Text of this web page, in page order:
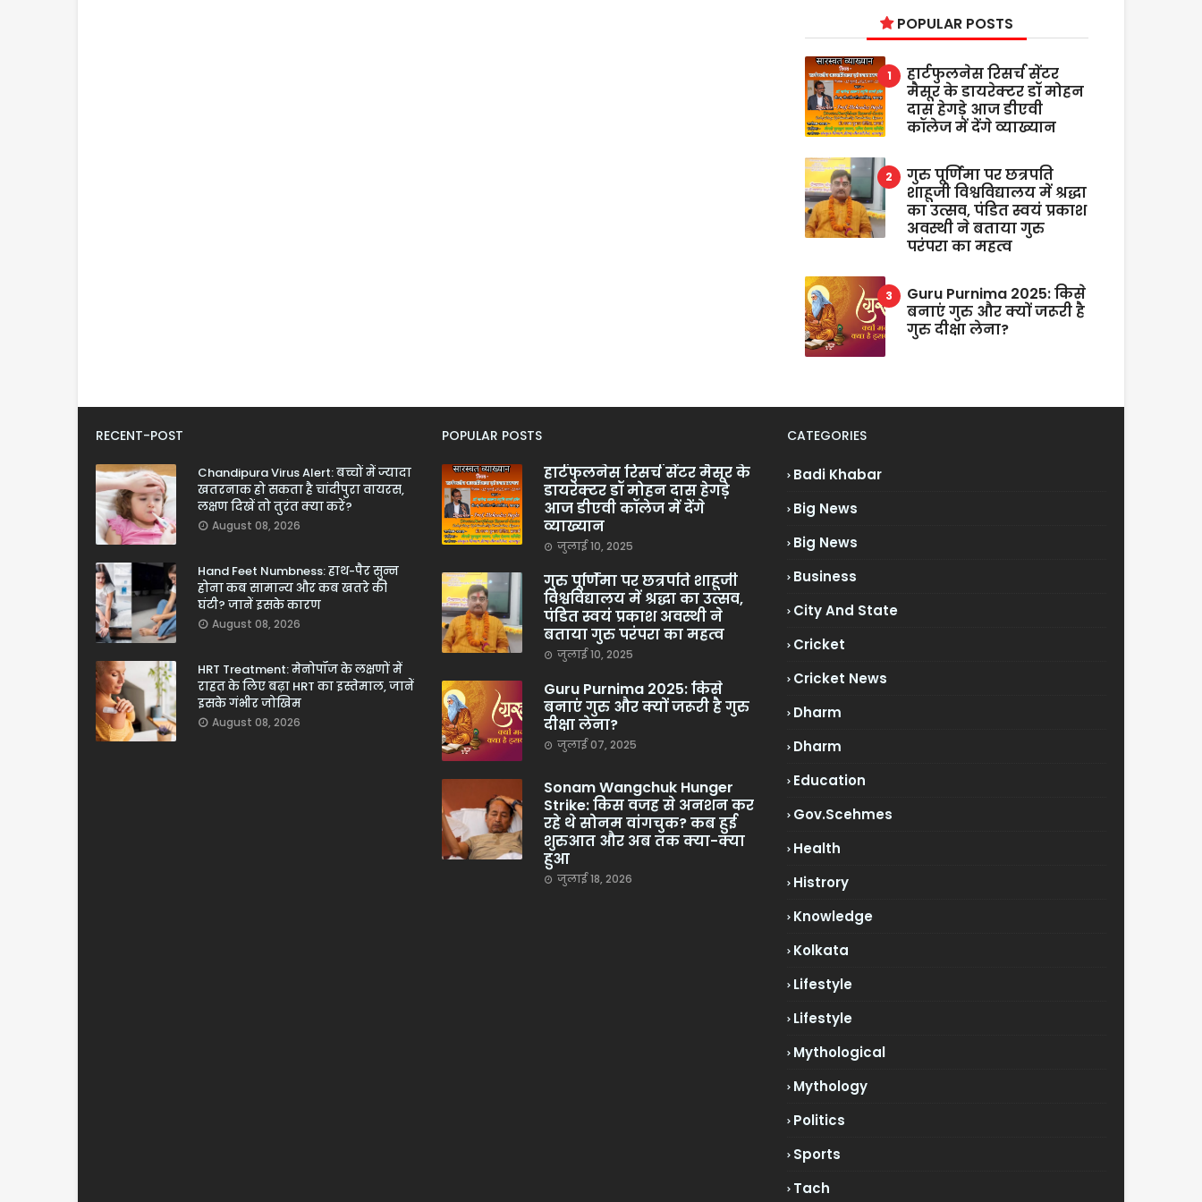
POPULAR POSTS
हार्टफुलनेस रिसर्च सेंटर
मैसूर के डायरेक्टर डॉ मोहन
दास हेगड़े आज डीएवी
कॉलेज में देंगे व्याख्यान
गुरु पूर्णिमा पर छत्रपति
शाहूजी विश्वविद्यालय में श्रद्धा
का उत्सव, पंडित स्वयं प्रकाश
अवस्थी ने बताया गुरु
परंपरा का महत्व
Guru Purnima 2025: किसे
बनाएं गुरु और क्यों जरूरी है
गुरु दीक्षा लेना?
RECENT-POST
Chandipura Virus Alert: बच्चों में ज्यादा
खतरनाक हो सकता है चांदीपुरा वायरस,
लक्षण दिखें तो तुरंत क्या करें?
August 08, 2026
Hand Feet Numbness: हाथ-पैर सुन्न
होना कब सामान्य और कब खतरे की
घंटी? जानें इसके कारण
August 08, 2026
HRT Treatment: मेनोपॉज के लक्षणों में
राहत के लिए बढ़ा HRT का इस्तेमाल, जानें
इसके गंभीर जोखिम
August 08, 2026
POPULAR POSTS
हार्टफुलनेस रिसर्च सेंटर मैसूर के
डायरेक्टर डॉ मोहन दास हेगड़े
आज डीएवी कॉलेज में देंगे
व्याख्यान
जुलाई 10, 2025
गुरु पूर्णिमा पर छत्रपति शाहूजी
विश्वविद्यालय में श्रद्धा का उत्सव,
पंडित स्वयं प्रकाश अवस्थी ने
बताया गुरु परंपरा का महत्व
जुलाई 10, 2025
Guru Purnima 2025: किसे
बनाएं गुरु और क्यों जरूरी है गुरु
दीक्षा लेना?
जुलाई 07, 2025
Sonam Wangchuk Hunger
Strike: किस वजह से अनशन कर
रहे थे सोनम वांगचुक? कब हुई
शुरुआत और अब तक क्या-क्या
हुआ
जुलाई 18, 2026
CATEGORIES
Badi Khabar
Big News
Big News
Business
City And State
Cricket
Cricket News
Dharm
Dharm
Education
Gov.scehmes
Health
Histrory
Knowledge
Kolkata
Lifestyle
Lifestyle
Mythological
Mythology
Politics
Sports
Tach